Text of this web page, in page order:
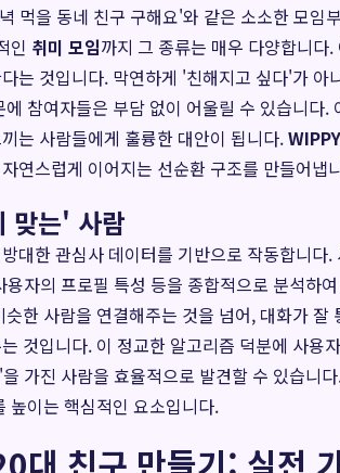
먹을 동네 친구 구해요'와 같은 소소한 모임
인 취미 모임까지 그 종류는 매우 다양합니다
는 것입니다. 막연하게 '친해지고 싶다'가 아
참여자들은 부담 없이 어울릴 수 있습니다.
는 사람들에게 훌륭한 대안이 됩니다.WIPPY
연스럽게 이어지는 선순환 구조를 만들어냅
맞는' 사람
대한 관심사 데이터를 기반으로 작동합니다.
자의 프로필 특성 등을 종합적으로 분석하
한 사람을 연결해주는 것을 넘어, 대화가 잘
것입니다. 이 정교한 알고리즘 덕분에 사용
가진 사람을 효율적으로 발견할 수 있습니
높이는 핵심적인 요소입니다.
대 친구 만들기: 실전